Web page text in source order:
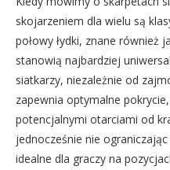
skojarzeniem dla wielu są
połowy łydki, znane również
stanowią najbardziej
siatkarzy, niezależnie od
zapewnia optymalne
potencjalnymi otarciami od
jednocześnie nie
idealne dla graczy na